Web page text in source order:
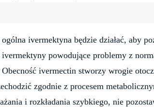
ivermektyna będzie działać, aby
powodujące problemy z
ivermectin stworzy wrogie
zgodnie z procesem
i rozkładania szybkiego, nie